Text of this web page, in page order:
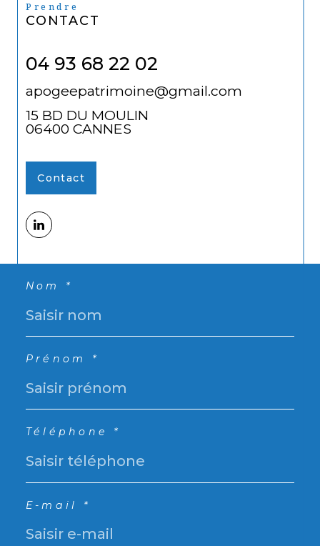
Nom *
Prénom *
Téléphone *
E-mail *
Prendre
CONTACT
04 93 68 22 02
apogeepatrimoine@gmail.com
15 BD DU MOULIN
06400 CANNES
Contact